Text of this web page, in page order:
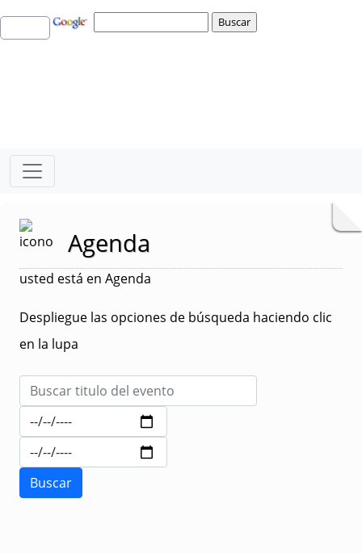
Agenda
usted está en Agenda
Despliegue las opciones de búsqueda haciendo clic
en la lupa